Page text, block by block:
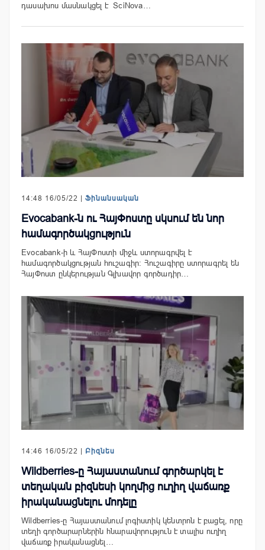
դասախոս մասնակցել է SciNova…
14:48 16/05/22 | Ֆինանսական
Evocabank-ն ու ՀայՓոստը սկսում են նոր
համագործակցություն
Evocabank-ի և ՀայՓոստի միջև ստորագրվել է
համագործակցության հուշագիր: Հուշագիրը ստորագրել են
ՀայՓոստ ընկերության Գլխավոր գործադիր…
14:46 16/05/22 | Բիզնես
Wildberries-ը Հայաստանում գործարկել է
տեղական բիզնեսի կողմից ուղիղ վաճառք
իրականացնելու մոդելը
Wildberries-ը Հայաստանում լոգիստիկ կենտրոն է բացել, որը
տեղի գործարարներին հնարավորություն է տալիս ուղիղ
վաճառք իրականացնել…